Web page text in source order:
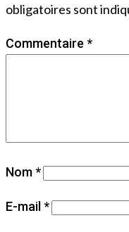
obligatoires sont
Commentaire *
Nom*
E-mail*